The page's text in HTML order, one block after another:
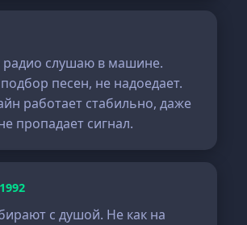
радио слушаю в машине.
песен, не надоедает.
работает стабильно, даже
пропадает сигнал.
с душой. Не как на